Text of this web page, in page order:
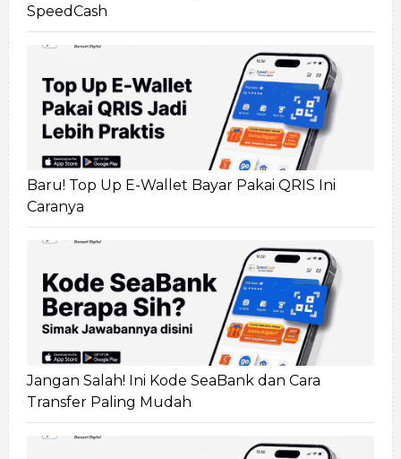
SpeedCash
Baru! Top Up E-Wallet Bayar Pakai QRIS Ini
Caranya
Jangan Salah! Ini Kode SeaBank dan Cara
Transfer Paling Mudah